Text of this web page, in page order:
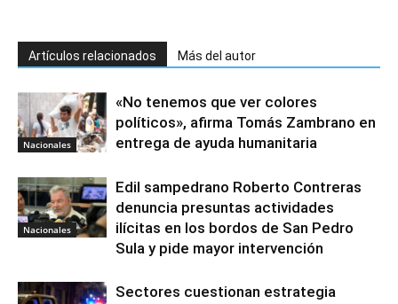
Artículos relacionados Más del autor
Nacionales
«No tenemos que ver colores
políticos», afirma Tomás Zambrano en
entrega de ayuda humanitaria
Nacionales
Edil sampedrano Roberto Contreras
denuncia presuntas actividades
ilícitas en los bordos de San Pedro
Sula y pide mayor intervención
Sectores cuestionan estrategia